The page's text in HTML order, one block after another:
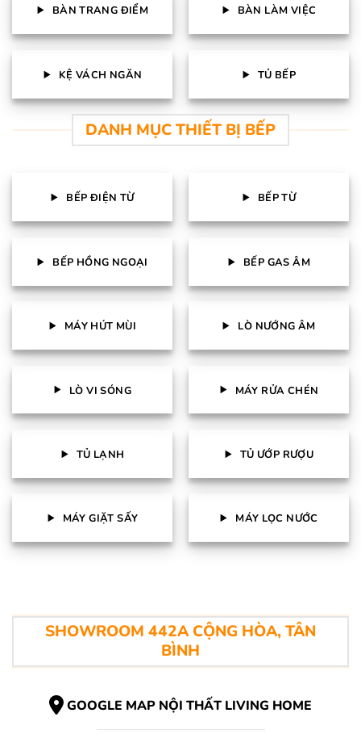
BÀN TRANG ĐIỂM BÀN LÀM VIỆC
KỆ VÁCH NGĂN TỦ BẾP
DANH MỤC THIẾT BỊ BẾP
BẾP ĐIỆN TỪ BẾP TỪ
BẾP HỒNG NGOẠI BẾP GAS ÂM
MÁY HÚT MÙI LÒ NƯỚNG ÂM
LÒ VI SÓNG MÁY RỬA CHÉN
TỦ LẠNH TỦ ƯỚP RƯỢU
MÁY GIẶT SẤY MÁY LỌC NƯỚC
SHOWROOM 442A CỘNG HÒA, TÂN
BÌNH
GOOGLE MAP NỘI THẤT LIVING HOME